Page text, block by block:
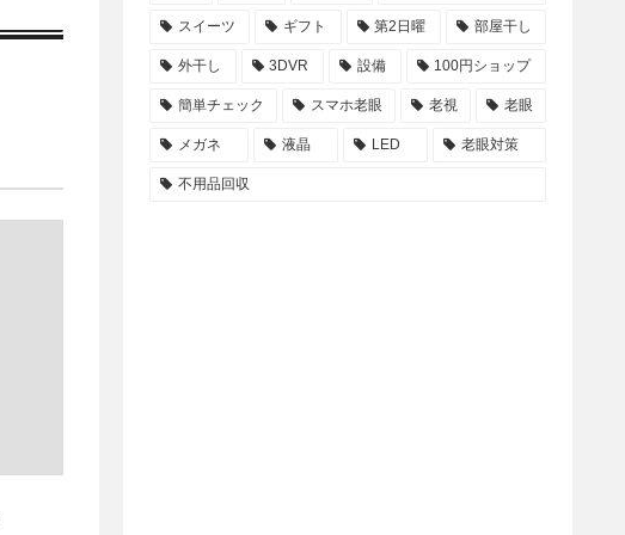
スイーツ ギフト 第2日曜 部屋干し
外干し 3DVR 設備 100円ショップ
簡単チェック スマホ老眼 老視 老眼
メガネ 液晶 LED 老眼対策
不用品回収